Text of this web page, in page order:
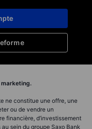
ne constitue une offre, une
ou de vendre un
financière, d’investissement
sein du groupe Saxo Bank